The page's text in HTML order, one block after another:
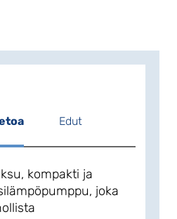
Edut
kompakti ja
joka